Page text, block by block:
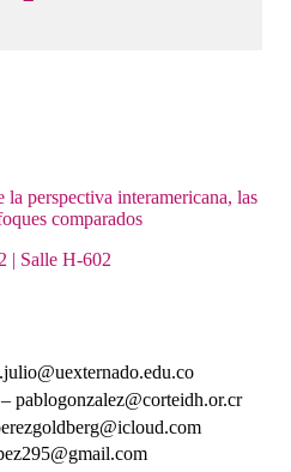
perspectiva interamericana, las
comparados
| Salle H-602
pablogonzalez@corteidh.or.cr